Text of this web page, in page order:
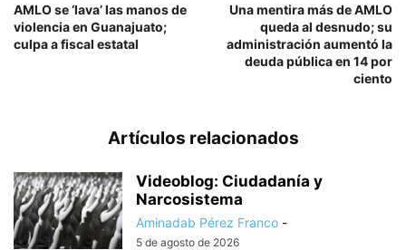
AMLO se ‘lava’ las manos de
violencia en Guanajuato;
culpa a fiscal estatal
Una mentira más de AMLO
queda al desnudo; su
administración aumentó la
deuda pública en 14 por
ciento
Artículos relacionados
Videoblog: Ciudadanía y
Narcosistema
Aminadab Pérez Franco -
5 de agosto de 2026